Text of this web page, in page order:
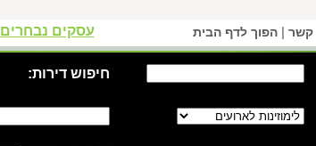
קשר | הפוך לדף הבית עסקים נבחרים
חיפוש דירות: